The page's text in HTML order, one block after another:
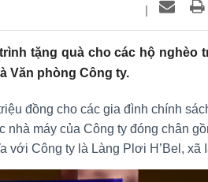
|
tặng quà cho các hộ nghèo
Văn phòng Công ty.
đồng cho các gia đình chính
máy của Công ty đóng chân
Công ty là Làng Plơi H’Bel, xã